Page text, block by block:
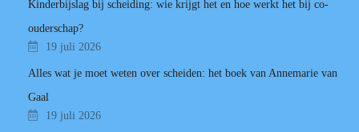
Kinderbijslag bij scheiding: wie krijgt het en hoe werkt het bij co-
ouderschap?
19 juli 2026
Alles wat je moet weten over scheiden: het boek van Annemarie van
Gaal
19 juli 2026